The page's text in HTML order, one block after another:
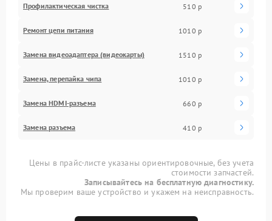
Профилактическая чистка 510 р
Ремонт цепи питания 1010 р
Замена видеоадаптера (видеокарты) 1510 р
Замена, перепайка чипа 1010 р
Замена HDMI-разъема 660 р
Замена разъема 410 р
Цены в прайс-листе указаны ориентировочные, без учета
стоимости запчастей.
Записывайтесь на бесплатную диагностику.
Мы проверим ваше устройство и укажем на неисправность.